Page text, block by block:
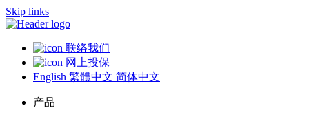
Skip links
联络我们
网上投保
English 繁體中文 简体中文
产品